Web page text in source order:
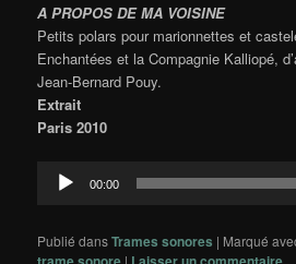
A PROPOS DE MA VOISINE
Petits polars pour marionnettes et
Enchantées et la Compagnie Kalliopé,
Jean-Bernard Pouy.
Extrait
Paris 2010
Lecteur
audio
00:00
Publié dansTrames sonores | Marqué
|